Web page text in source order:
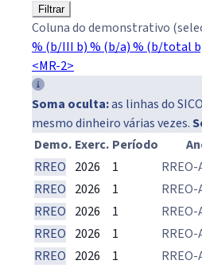
Filtrar
Coluna do demonstrativo
% (b/III b)% (b/a)% (b/total
<MR-2>
Soma oculta:as linhas do
mesmo dinheiro várias vezes.
Demo. Exerc. Período
RREO 2026 1 RREO-
RREO 2026 1 RREO-
RREO 2026 1 RREO-
RREO 2026 1 RREO-
RREO 2026 1 RREO-